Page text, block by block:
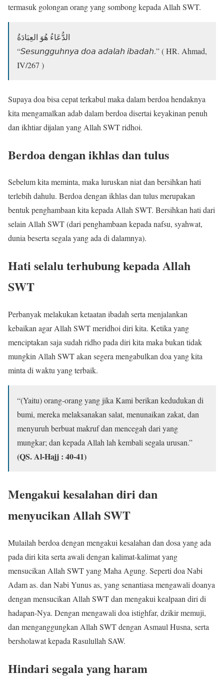
termasuk golongan orang yang sombong kepada Allah SWT.
الدُّعَاءُ هُوَ العِبَادَةُ
“𝘚𝘦𝘴𝘶𝘯𝘨𝘨𝘶𝘩𝘯𝘺𝘢 𝘥𝘰𝘢 𝘢𝘥𝘢𝘭𝘢𝘩 𝘪𝘣𝘢𝘥𝘢𝘩.” ( HR. Ahmad,
IV/267 )
Supaya doa bisa cepat terkabul maka dalam berdoa hendaknya
kita mengamalkan adab dalam berdoa disertai keyakinan penuh
dan ikhtiar dijalan yang Allah SWT ridhoi.
Berdoa dengan ikhlas dan tulus
Sebelum kita meminta, maka luruskan niat dan bersihkan hati
terlebih dahulu. Berdoa dengan ikhlas dan tulus merupakan
bentuk penghambaan kita kepada Allah SWT. Bersihkan hati dari
selain Allah SWT (dari penghambaan kepada nafsu, syahwat,
dunia beserta segala yang ada di dalamnya).
Hati selalu terhubung kepada Allah
SWT
Perbanyak melakukan ketaatan ibadah serta menjalankan
kebaikan agar Allah SWT meridhoi diri kita. Ketika yang
menciptakan saja sudah ridho pada diri kita maka bukan tidak
mungkin Allah SWT akan segera mengabulkan doa yang kita
minta di waktu yang terbaik.
“(Yaitu) orang-orang yang jika Kami berikan kedudukan di
bumi, mereka melaksanakan salat, menunaikan zakat, dan
menyuruh berbuat makruf dan mencegah dari yang
mungkar; dan kepada Allah lah kembali segala urusan.”
(QS. Al-Hajj : 40-41)
Mengakui kesalahan diri dan
menyucikan Allah SWT
Mulailah berdoa dengan mengakui kesalahan dan dosa yang ada
pada diri kita serta awali dengan kalimat-kalimat yang
mensucikan Allah SWT yang Maha Agung. Seperti doa Nabi
Adam as. dan Nabi Yunus as, yang senantiasa mengawali doanya
dengan mensucikan Allah SWT dan mengakui kealpaan diri di
hadapan-Nya. Dengan mengawali doa istighfar, dzikir memuji,
dan menganggungkan Allah SWT dengan Asmaul Husna, serta
bersholawat kepada Rasulullah SAW.
Hindari segala yang haram